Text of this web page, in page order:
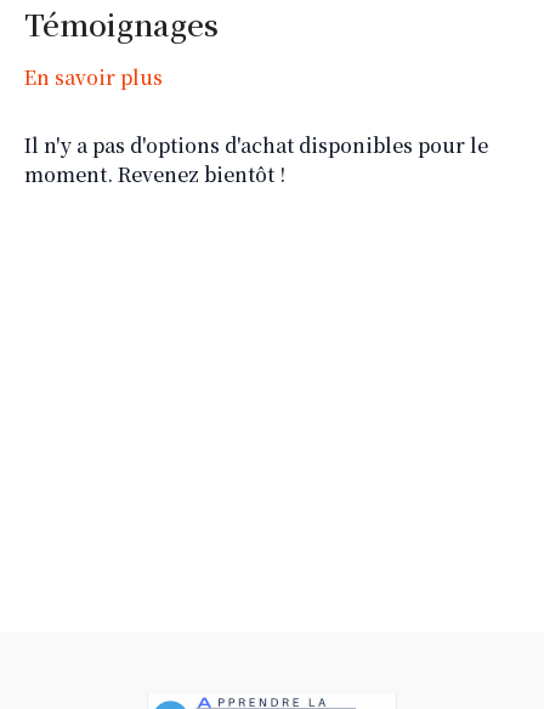
Témoignages
En savoir plus
Il n'y a pas d'options d'achat disponibles pour le
moment. Revenez bientôt !